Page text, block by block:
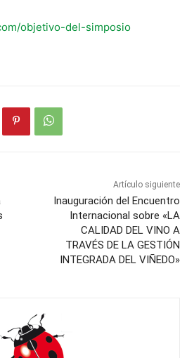
objetivo-del-simposio
Artículo siguiente
Inauguración del Encuentro
Internacional sobre «LA
CALIDAD DEL VINO A
TRAVÉS DE LA GESTIÓN
INTEGRADA DEL VIÑEDO»